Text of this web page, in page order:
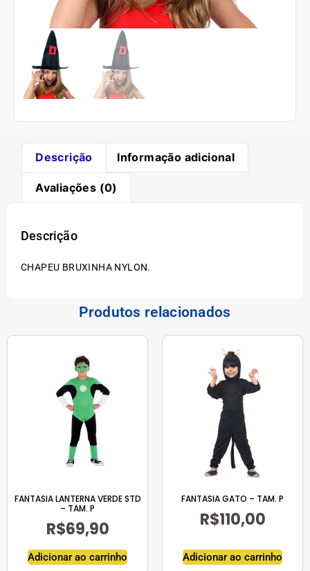
Descrição Informação adicional
Avaliações (0)
Descrição
CHAPEU BRUXINHA NYLON.
Produtos relacionados
FANTASIA LANTERNA VERDE STD
– TAM. P
R$69,90
Adicionar ao carrinho
FANTASIA GATO – TAM. P
R$110,00
Adicionar ao carrinho